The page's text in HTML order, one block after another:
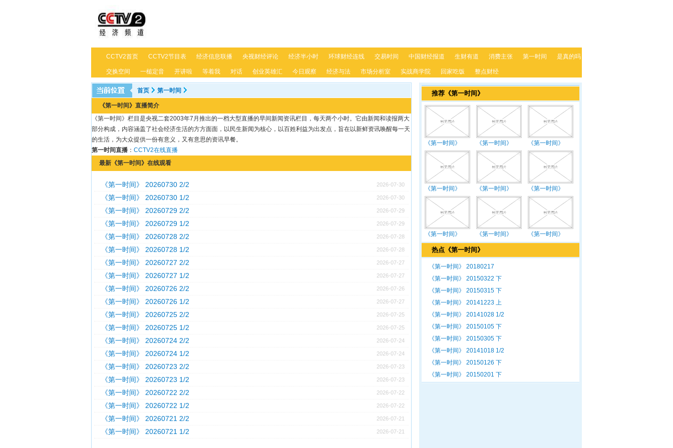
CCTV2首页 CCTV2节目表 经济信息联播 央视财经评论 经济半小时 环球财经连线 交易时间 中国财经报道 生财有道 消费主张 第一时间 是真的吗
交换空间 一槌定音 开讲啦 等着我 对话 创业英雄汇 今日观察 经济与法 市场分析室 实战商学院 回家吃饭 整点财经
首页 第一时间
《第一时间》直播简介
《第一时间》栏目是央视二套2003年7月推出的一档大型直播的早间新闻资讯栏目，每天两个小时。它由新闻和读报两大
部分构成，内容涵盖了社会经济生活的方方面面，以民生新闻为核心，以百姓利益为出发点，旨在以新鲜资讯唤醒每一天
的生活，为大众提供一份有意义，又有意思的资讯早餐。
第一时间直播 ： CCTV2在线直播
最新《第一时间》在线观看
2026-07-30
《第一时间》 20260730 2/2
2026-07-30
《第一时间》 20260730 1/2
2026-07-29
《第一时间》 20260729 2/2
2026-07-29
《第一时间》 20260729 1/2
2026-07-28
《第一时间》 20260728 2/2
2026-07-28
《第一时间》 20260728 1/2
2026-07-27
《第一时间》 20260727 2/2
2026-07-27
《第一时间》 20260727 1/2
2026-07-26
《第一时间》 20260726 2/2
2026-07-27
《第一时间》 20260726 1/2
2026-07-25
《第一时间》 20260725 2/2
2026-07-25
《第一时间》 20260725 1/2
2026-07-24
《第一时间》 20260724 2/2
2026-07-24
《第一时间》 20260724 1/2
2026-07-23
《第一时间》 20260723 2/2
2026-07-23
《第一时间》 20260723 1/2
2026-07-22
《第一时间》 20260722 2/2
2026-07-22
《第一时间》 20260722 1/2
2026-07-21
《第一时间》 20260721 2/2
2026-07-21
《第一时间》 20260721 1/2
推荐《第一时间》
《第一时间》 《第一时间》 《第一时间》
《第一时间》 《第一时间》 《第一时间》
《第一时间》 《第一时间》 《第一时间》
热点《第一时间》
《第一时间》 20180217
《第一时间》 20150322 下
《第一时间》 20150315 下
《第一时间》 20141223 上
《第一时间》 20141028 1/2
《第一时间》 20150105 下
《第一时间》 20150305 下
《第一时间》 20141018 1/2
《第一时间》 20150126 下
《第一时间》 20150201 下